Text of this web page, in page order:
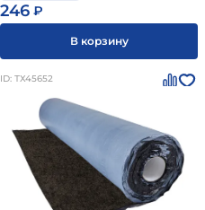
246 ₽
В корзину
ID: ТХ45652